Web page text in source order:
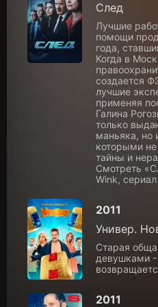
След
Лучшие
помощи
года,
Когда в
создается
лучшие
применяя
Галина
только
маньяка, но
которыми
тайны и
Смотреть
Wink,
2011
Универ.
Старая
девушками -
2011